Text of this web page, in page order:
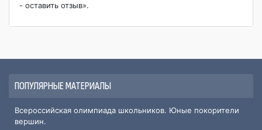
- оставить отзыв».
ПОПУЛЯРНЫЕ МАТЕРИАЛЫ
Всероссийская олимпиада школьников. Юные покорители
вершин.